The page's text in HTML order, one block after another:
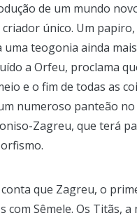
de um mundo
único. Um
uma teogonia ainda
a Orfeu, proclama
e o fim de todas as
numeroso panteão
Zagreu, que terá
que Zagreu, o
com Sêmele. Os Titãs, a